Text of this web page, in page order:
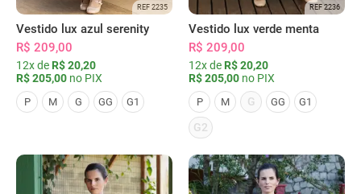
REF 2235
Vestido lux azul serenity
R$ 209,00
12x de R$ 20,20
R$ 205,00 no PIX
P M G GG G1
REF 2236
Vestido lux verde menta
R$ 209,00
12x de R$ 20,20
R$ 205,00 no PIX
P M G GG G1
G2